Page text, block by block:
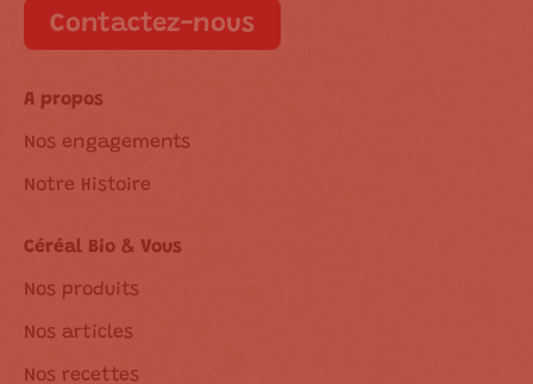
Contactez-nous
A propos
Nos engagements
Notre Histoire
Céréal Bio & Vous
Nos produits
Nos articles
Nos recettes